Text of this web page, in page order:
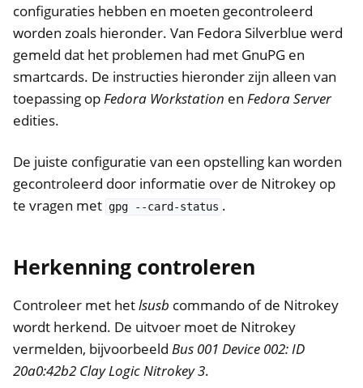
navigation of NextBox
navigation of NetHSM
navigation of NitroWall
navigation of Software
configuraties hebben en moeten gecontroleerd
worden zoals hieronder. Van Fedora Silverblue werd
gemeld dat het problemen had met GnuPG en
smartcards. De instructies hieronder zijn alleen van
toepassing opFedora Workstation en Fedora Server
edities.
De juiste configuratie van een opstelling kan worden
gecontroleerd door informatie over de Nitrokey op
te vragen met gpg --card-status .
Herkenning controleren
Controleer met hetlsusb commando of de Nitrokey
wordt herkend. De uitvoer moet de Nitrokey
vermelden, bijvoorbeeld Bus 001 Device 002: ID
20a0:42b2 Clay Logic Nitrokey 3.